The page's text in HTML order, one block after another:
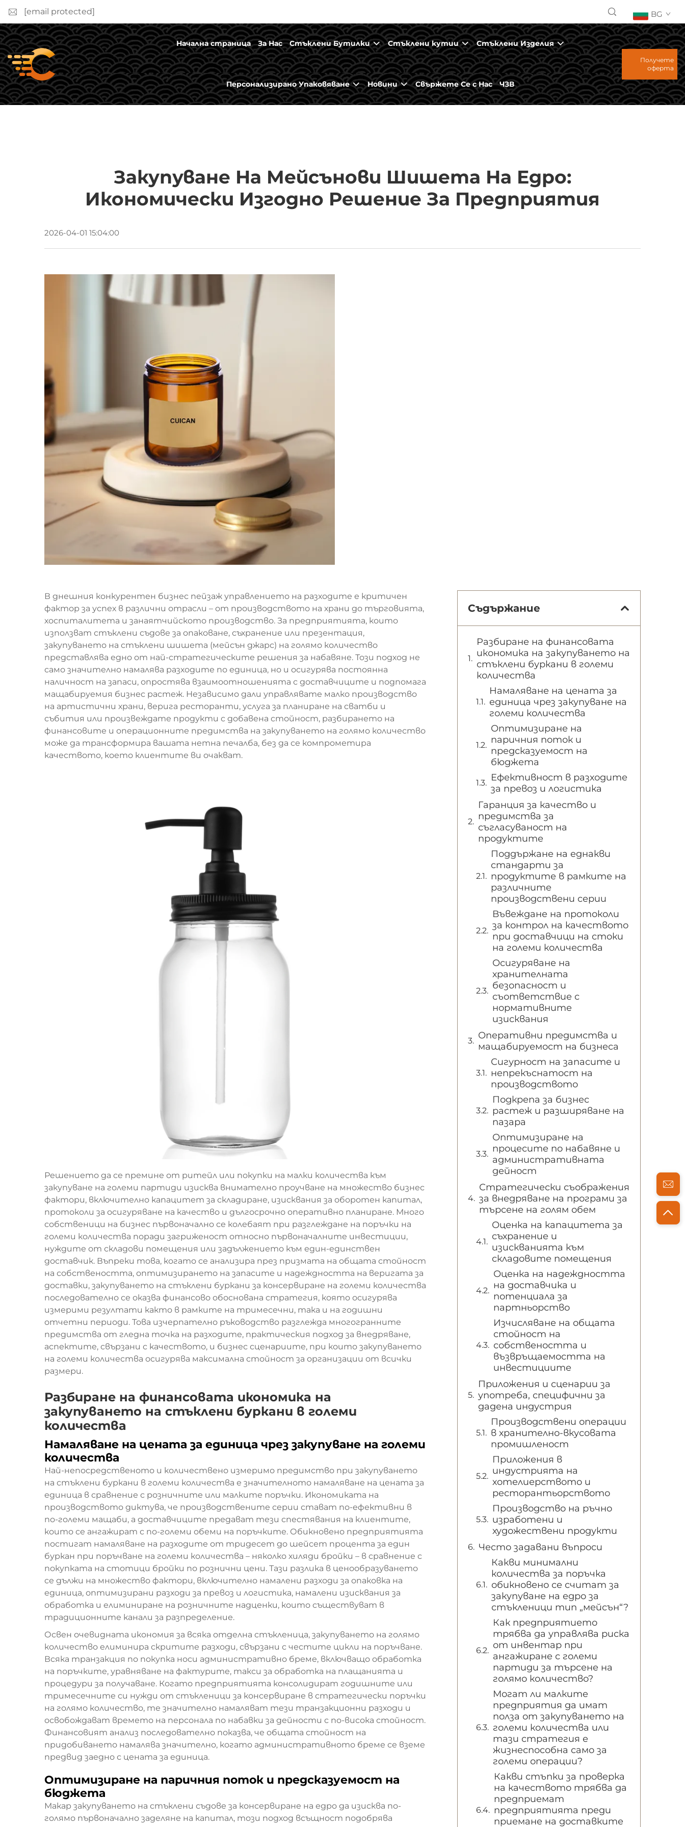
[email protected] BG
Начална страница За Нас Стъклени Бутилки Стъклени кутии Стъклени Изделия
Персонализирано Упаковяване Новини Свържете Се с Нас ЧЗВ
Получете
оферта
Закупуване На Мейсънови Шишета На Едро:
Икономически Изгодно Решение За Предприятия
2026-04-01 15:04:00
В днешния конкурентен бизнес пейзаж управлението на разходите е критичен
фактор за успех в различни отрасли – от производството на храни до търговията,
хоспиталитета и занаятчийското производство. За предприятията, които
използват стъклени съдове за опаковане, съхранение или презентация,
закупуването на стъклени шишета (мейсън джарс) на голямо количество
представлява едно от най-стратегическите решения за набавяне. Този подход не
само значително намалява разходите по единица, но и осигурява постоянна
наличност на запаси, опростява взаимоотношенията с доставчиците и подпомага
мащабируемия бизнес растеж. Независимо дали управлявате малко производство
на артистични храни, верига ресторанти, услуга за планиране на сватби и
събития или произвеждате продукти с добавена стойност, разбирането на
финансовите и операционните предимства на закупуването на голямо количество
може да трансформира вашата нетна печалба, без да се компрометира
качеството, което клиентите ви очакват.
Решението да се премине от ритейл или покупки на малки количества към
закупуване на големи партиди изисква внимателно проучване на множество бизнес
фактори, включително капацитет за складиране, изисквания за оборотен капитал,
протоколи за осигуряване на качество и дългосрочно оперативно планиране. Много
собственици на бизнес първоначално се колебаят при разглеждане на поръчки на
големи количества поради загриженост относно първоначалните инвестиции,
нуждите от складови помещения или задължението към един-единствен
доставчик. Въпреки това, когато се анализира през призмата на общата стойност
на собствеността, оптимизирането на запасите и надеждността на веригата за
доставки, закупуването на стъклени буркани за консервиране на големи количества
последователно се оказва финансово обоснована стратегия, която осигурява
измерими резултати както в рамките на тримесечни, така и на годишни
отчетни периоди. Това изчерпателно ръководство разглежда многогранните
предимства от гледна точка на разходите, практическия подход за внедряване,
аспектите, свързани с качеството, и бизнес сценариите, при които закупуването
на големи количества осигурява максимална стойност за организации от всички
размери.
Разбиране на финансовата икономика на
закупуването на стъклени буркани в големи
количества
Намаляване на цената за единица чрез закупуване на големи
количества
Най-непосредственото и количествено измеримо предимство при закупуването
на стъклени буркани в големи количества е значителното намаляване на цената за
единица в сравнение с розничните или малките поръчки. Икономиката на
производството диктува, че производствените серии стават по-ефективни в
по-големи мащаби, а доставчиците предават тези спестявания на клиентите,
които се ангажират с по-големи обеми на поръчките. Обикновено предприятията
постигат намаляване на разходите от тридесет до шейсет процента за един
буркан при поръчване на големи количества – няколко хиляди бройки – в сравнение с
покупката на стотици бройки по рознични цени. Тази разлика в ценообразуването
се дължи на множество фактори, включително намалени разходи за опаковка на
единица, оптимизирани разходи за превоз и логистика, намалени изисквания за
обработка и елиминиране на розничните надценки, които съществуват в
традиционните канали за разпределение.
Освен очевидната икономия за всяка отделна стъкленица, закупуването на голямо
количество елиминира скритите разходи, свързани с честите цикли на поръчване.
Всяка транзакция по покупка носи административно бреме, включващо обработка
на поръчките, уравняване на фактурите, такси за обработка на плащанията и
процедури за получаване. Когато предприятията консолидират годишните или
тримесечните си нужди от стъкленици за консервиране в стратегически поръчки
на голямо количество, те значително намаляват тези транзакционни разходи и
освобождават времето на персонала по набавки за дейности с по-висока стойност.
Финансовият анализ последователно показва, че общата стойност на
придобиването намалява значително, когато административното бреме се вземе
предвид заедно с цената за единица.
Оптимизиране на паричния поток и предсказуемост на
бюджета
Макар закупуването на стъклени съдове за консервиране на едро да изисква по-
голямо първоначално заделяне на капитал, този подход всъщност подобрява
Съдържание
Разбиране на финансовата
икономика на закупуването на
стъклени буркани в големи
количества
Намаляване на цената за
единица чрез закупуване на
големи количества
Оптимизиране на
паричния поток и
предсказуемост на
бюджета
Ефективност в разходите
за превоз и логистика
Гаранция за качество и
предимства за
съгласуваност на
продуктите
Поддържане на еднакви
стандарти за
продуктите в рамките на
различните
производствени серии
Въвеждане на протоколи
за контрол на качеството
при доставчици на стоки
на големи количества
Осигуряване на
хранителната
безопасност и
съответствие с
нормативните
изисквания
Оперативни предимства и
мащабируемост на бизнеса
Сигурност на запасите и
непрекъснатост на
производството
Подкрепа за бизнес
растеж и разширяване на
пазара
Оптимизиране на
процесите по набавяне и
административната
дейност
Стратегически съображения
за внедряване на програми за
търсене на голям обем
Оценка на капацитета за
съхранение и
изискванията към
складовите помещения
Оценка на надеждността
на доставчика и
потенциала за
партньорство
Изчисляване на общата
стойност на
собствеността и
възвръщаемостта на
инвестициите
Приложения и сценарии за
употреба, специфични за
дадена индустрия
Производствени операции
в хранително-вкусовата
промишленост
Приложения в
индустрията на
хотелиерството и
ресторантьорството
Производство на ръчно
изработени и
художествени продукти
Често задавани въпроси
Какви минимални
количества за поръчка
обикновено се считат за
закупуване на едро за
стъкленици тип „мейсън“?
Как предприятието
трябва да управлява риска
от инвентар при
ангажиране с големи
партиди за търсене на
голямо количество?
Могат ли малките
предприятия да имат
полза от закупуването на
големи количества или
тази стратегия е
жизнеспособна само за
големи операции?
Какви стъпки за проверка
на качеството трябва да
предприемат
предприятията преди
приемане на доставките